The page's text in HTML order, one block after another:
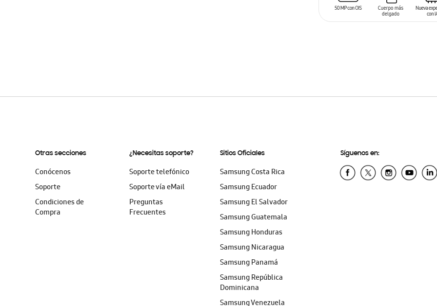
SIN
Otras secciones
Conócenos
Soporte
Condiciones de
Compra
¿Necesitas soporte?
Soporte telefónico
Soporte vía eMail
Preguntas
Frecuentes
Sitios Oficiales
Samsung Costa Rica
Samsung Ecuador
Samsung El Salvador
Samsung Guatemala
Samsung Honduras
Samsung Nicaragua
Samsung Panamá
Samsung República
Dominicana
Samsung Venezuela
Síguenos en: